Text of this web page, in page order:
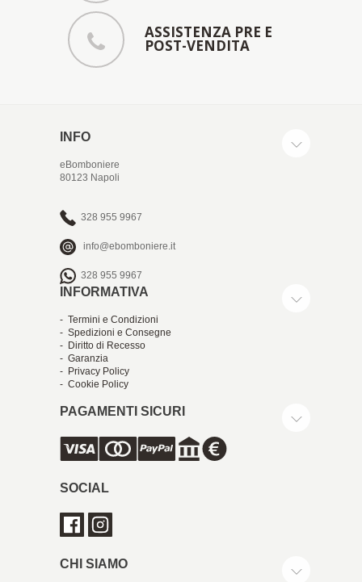
ASSISTENZA PRE E
POST-VENDITA
INFO
eBomboniere
80123 Napoli
328 955 9967
info@ebomboniere.it
328 955 9967
INFORMATIVA
- Termini e Condizioni
- Spedizioni e Consegne
- Diritto di Recesso
- Garanzia
- Privacy Policy
- Cookie Policy
PAGAMENTI SICURI
SOCIAL
CHI SIAMO